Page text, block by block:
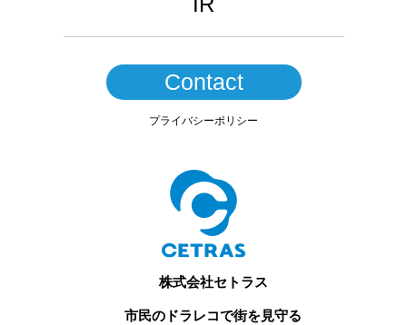
Contact
プライバシーポリシー
株式会社セトラス
市民のドラレコで街を見守る